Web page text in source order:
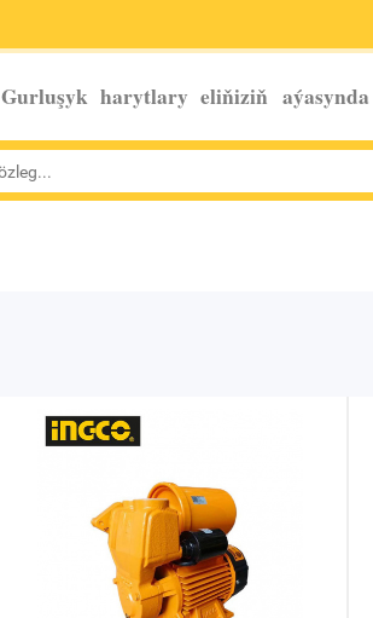
Gurluşyk harytlary eliňiziň aýasynda